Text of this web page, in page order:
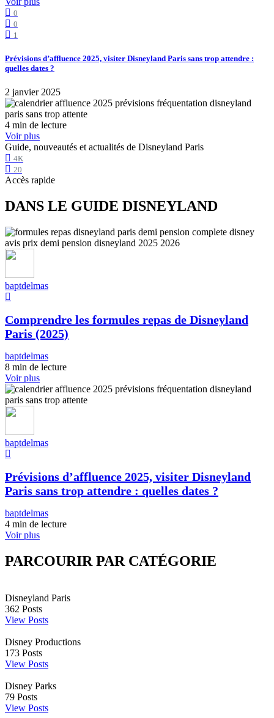
0
0
1
Prévisions d’affluence 2025, visiter Disneyland Paris sans trop attendre :
quelles dates ?
2 janvier 2025
4 min de lecture
Voir plus
Guide, nouveautés et actualités de Disneyland Paris
4K
20
Accès rapide
DANS LE GUIDE DISNEYLAND
baptdelmas
Comprendre les formules repas de Disneyland
Paris (2025)
baptdelmas
8 min de lecture
Voir plus
baptdelmas
Prévisions d’affluence 2025, visiter Disneyland
Paris sans trop attendre : quelles dates ?
baptdelmas
4 min de lecture
Voir plus
PARCOURIR PAR CATÉGORIE
Disneyland Paris
362 Posts
View Posts
Disney Productions
173 Posts
View Posts
Disney Parks
79 Posts
View Posts